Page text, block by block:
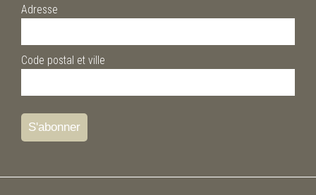
Adresse
Code postal et ville